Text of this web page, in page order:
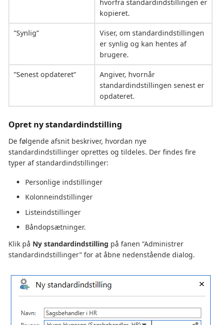
hvorfra standardindstillingen er
kopieret.
”Synlig”
Viser, om standardindstillingen
er synlig og kan hentes af
brugere.
”Senest opdateret”
Angiver, hvornår
standardindstillingen senest er
opdateret.
Opret ny standardindstilling
De følgende afsnit beskriver, hvordan nye
standardindstillinger oprettes og tildeles. Der findes fire
typer af standardindstillinger:
Personlige indstillinger
Kolonneindstillinger
Listeindstillinger
Båndopsætninger.
Klik på Ny standardindstilling på fanen ”Administrer
standardindstillinger” for at åbne nedenstående dialog.